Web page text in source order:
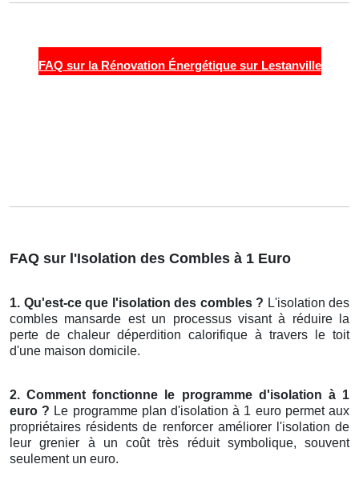
FAQ sur la Rénovation Énergétique sur Lestanville
FAQ sur l'Isolation des Combles à 1 Euro
1. Qu'est-ce que l'isolation des combles ? L'isolation des
combles mansarde est un processus visant à réduire la
perte de chaleur déperdition calorifique à travers le toit
d'une maison domicile.
2. Comment fonctionne le programme d'isolation à 1
euro ? Le programme plan d'isolation à 1 euro permet aux
propriétaires résidents de renforcer améliorer l'isolation de
leur grenier à un coût très réduit symbolique, souvent
seulement un euro.